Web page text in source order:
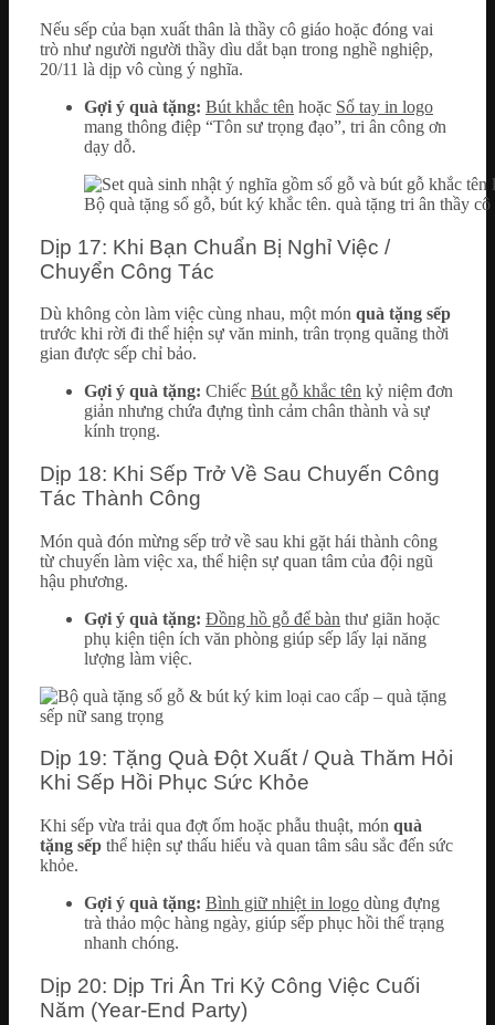
Nếu sếp của bạn xuất thân là thầy cô giáo hoặc đóng vai
trò như người người thầy dìu dắt bạn trong nghề nghiệp,
20/11 là dịp vô cùng ý nghĩa.
Gợi ý quà tặng: Bút khắc tên hoặc Sổ tay in logo
mang thông điệp “Tôn sư trọng đạo”, tri ân công ơn
dạy dỗ.
Bộ quà tặng sổ gỗ, bút ký khắc tên. quà tặng tri ân thầy
Dịp 17: Khi Bạn Chuẩn Bị Nghỉ Việc /
Chuyển Công Tác
Dù không còn làm việc cùng nhau, một món quà tặng sếp
trước khi rời đi thể hiện sự văn minh, trân trọng quãng thời
gian được sếp chỉ bảo.
Gợi ý quà tặng: Chiếc Bút gỗ khắc tên kỷ niệm đơn
giản nhưng chứa đựng tình cảm chân thành và sự
kính trọng.
Dịp 18: Khi Sếp Trở Về Sau Chuyến Công
Tác Thành Công
Món quà đón mừng sếp trở về sau khi gặt hái thành công
từ chuyến làm việc xa, thể hiện sự quan tâm của đội ngũ
hậu phương.
Gợi ý quà tặng: Đồng hồ gỗ để bàn thư giãn hoặc
phụ kiện tiện ích văn phòng giúp sếp lấy lại năng
lượng làm việc.
Dịp 19: Tặng Quà Đột Xuất / Quà Thăm Hỏi
Khi Sếp Hồi Phục Sức Khỏe
Khi sếp vừa trải qua đợt ốm hoặc phẫu thuật, món quà
tặng sếp thể hiện sự thấu hiểu và quan tâm sâu sắc đến sức
khỏe.
Gợi ý quà tặng: Bình giữ nhiệt in logo dùng đựng
trà thảo mộc hàng ngày, giúp sếp phục hồi thể trạng
nhanh chóng.
Dịp 20: Dịp Tri Ân Tri Kỷ Công Việc Cuối
Năm (Year-End Party)